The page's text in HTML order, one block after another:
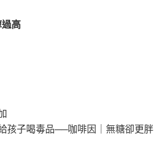
高
孩子喝毒品──咖啡因｜無糖卻更胖